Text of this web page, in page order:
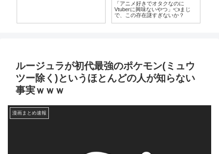
「アニメ好きでオタクなのに
Vtuberに興味ないやつ」👈まじ
で、この存在謎すぎないか？
ルージュラが初代最強のポケモン(ミュウ
ツー除く)というほとんどの人が知らない
事実ｗｗｗ
漫画まとめ速報